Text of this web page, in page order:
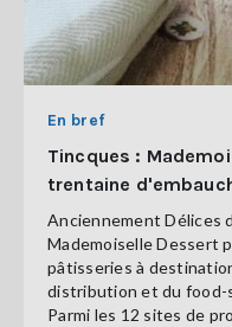
En bref
Tincques :
trentaine
Anciennement Délices
Mademoiselle Dessert
pâtisseries à
distribution et du food-
Parmi les 12 sites de